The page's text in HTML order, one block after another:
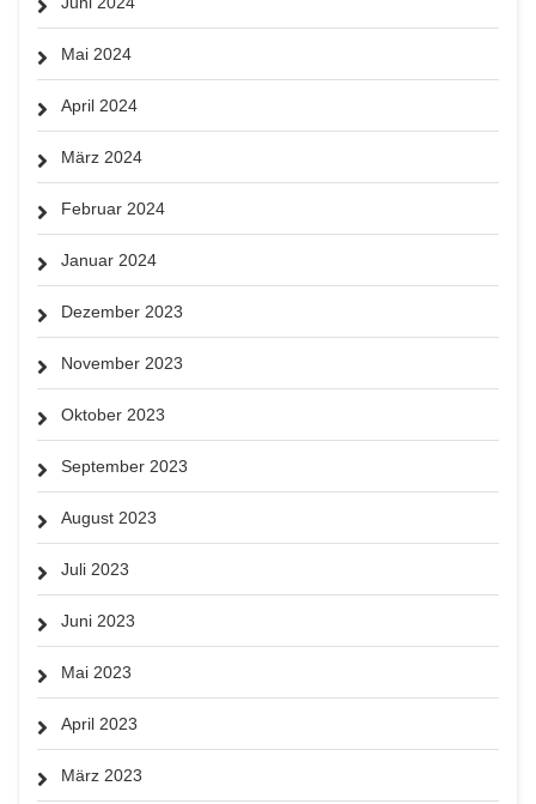
Mai 2024
April 2024
März 2024
Februar 2024
Januar 2024
Dezember 2023
November 2023
Oktober 2023
September 2023
August 2023
Juli 2023
Juni 2023
Mai 2023
April 2023
März 2023